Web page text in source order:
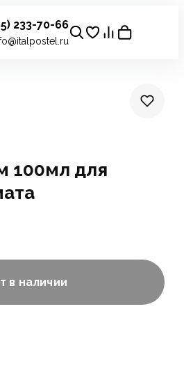
233-70-66
100мл для
в наличии